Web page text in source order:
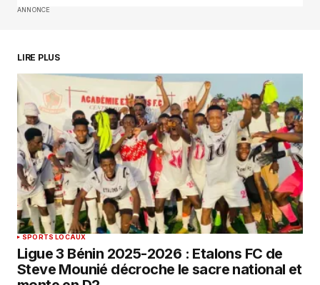
ANNONCE
LIRE PLUS
SPORTS LOCAUX
Ligue 3 Bénin 2025-2026 : Etalons FC de
Steve Mounié décroche le sacre national et